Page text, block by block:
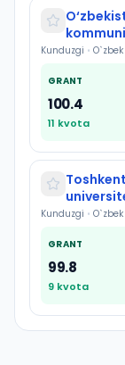
Kunduzgi • O`zbek
GRANT
100.4
11 kvota
Kunduzgi • O`zbek
GRANT
99.8
9 kvota